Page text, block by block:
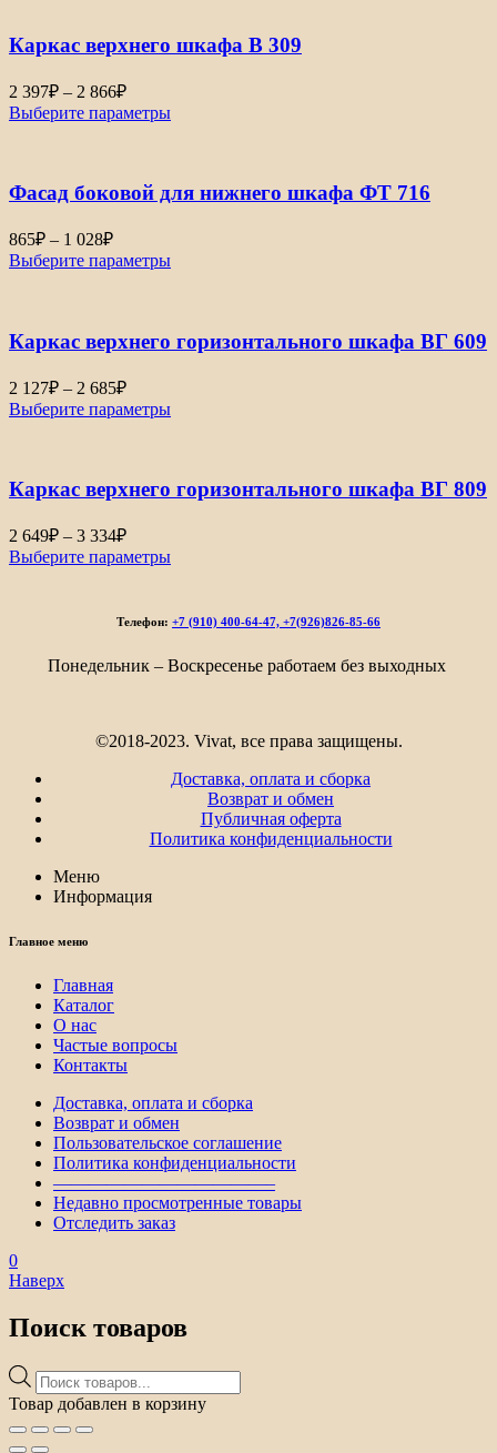
5
Каркас верхнего шкафа В 309
2 397₽ – 2 866₽Диапазон
цен:
2
2
Выберите параметры
Фасад боковой для нижнего шкафа ФТ 716
865₽ – 1 028₽Диапазон
цен:
028₽
Выберите параметры
Каркас верхнего горизонтального шкафа ВГ 609
2 127₽ – 2 685₽Диапазон
цен:
2
2
Выберите параметры
Каркас верхнего горизонтального шкафа ВГ 809
2 649₽ – 3 334₽Диапазон
цен:
2
334₽
Выберите параметры
Телефон: +7 (910) 400-64-47, +7(926)826-85-66
Понедельник – Воскресенье работаем без выходных
©2018-2023. Vivat, все права защищены.
Доставка, оплата и сборка
Возврат и обмен
Публичная оферта
Политика конфиденциальности
Меню
Информация
Главное меню
Главная
Каталог
О нас
Частые вопросы
Контакты
Доставка, оплата и сборка
Возврат и обмен
Пользовательское соглашение
Политика конфиденциальности
————————————–
Недавно просмотренные товары
Отследить заказ
0
Наверх
Поиск товаров
Поиск
товаров
Товар добавлен в корзину